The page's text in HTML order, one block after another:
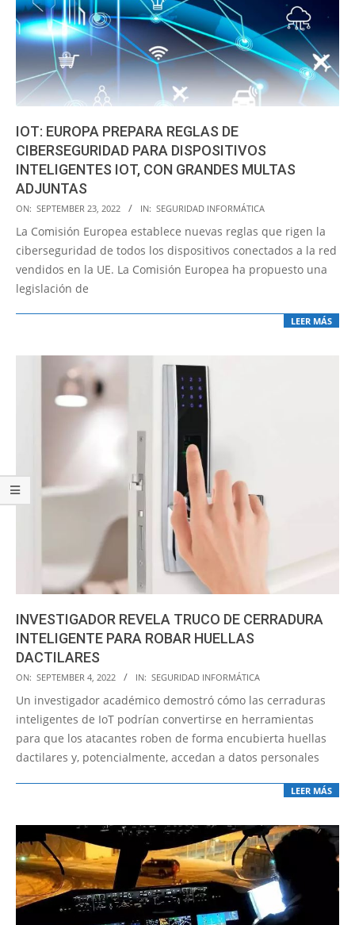
IOT: EUROPA PREPARA REGLAS DE
CIBERSEGURIDAD PARA DISPOSITIVOS
INTELIGENTES IOT, CON GRANDES MULTAS
ADJUNTAS
2022-
09-
23
ON: SEPTEMBER 23, 2022 IN: SEGURIDAD INFORMÁTICA
La Comisión Europea establece nuevas reglas que rigen la
ciberseguridad de todos los dispositivos conectados a la red
vendidos en la UE. La Comisión Europea ha propuesto una
legislación de
LEER MÁS
INVESTIGADOR REVELA TRUCO DE CERRADURA
INTELIGENTE PARA ROBAR HUELLAS
DACTILARES
2022-
09-
04
ON: SEPTEMBER 4, 2022 IN: SEGURIDAD INFORMÁTICA
Un investigador académico demostró cómo las cerraduras
inteligentes de IoT podrían convertirse en herramientas
para que los atacantes roben de forma encubierta huellas
dactilares y, potencialmente, accedan a datos personales
LEER MÁS